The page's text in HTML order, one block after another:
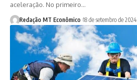
aceleração. No primeiro…
Redação MT Econômico 18 de setembro de 2024